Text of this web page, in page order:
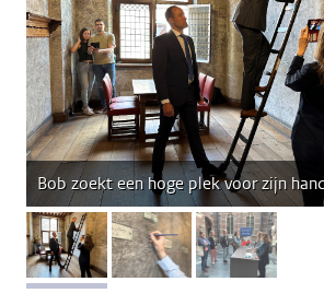
Bob zoekt een hoge plek voor zijn
afbeelding 1afbeelding 2